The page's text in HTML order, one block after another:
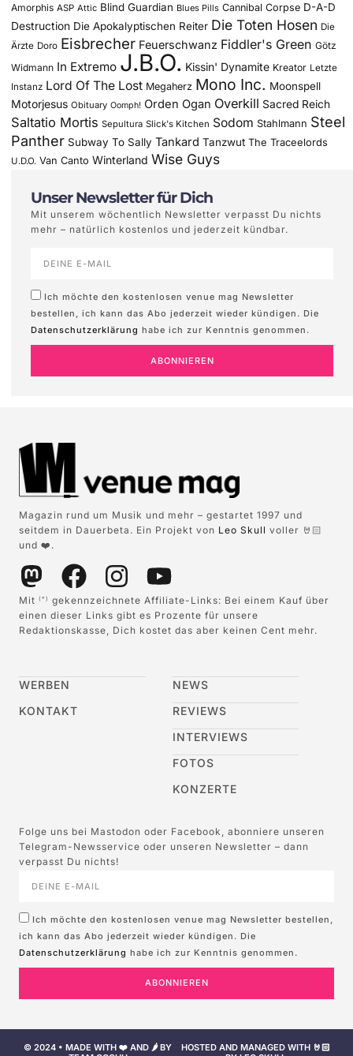
Amorphis ASP Attic Blind Guardian Blues Pills Cannibal Corpse D-A-D
Destruction Die Apokalyptischen Reiter Die Toten Hosen Die
Ärzte Doro Eisbrecher Feuerschwanz Fiddler's Green Götz
Widmann In Extremo J.B.O. Kissin' Dynamite Kreator Letzte
Instanz Lord Of The Lost Megaherz Mono Inc. Moonspell
Motorjesus Obituary Oomph! Orden Ogan Overkill Sacred Reich
Saltatio Mortis Sepultura Slick's Kitchen Sodom Stahlmann Steel
Panther Subway To Sally Tankard Tanzwut The Traceelords
U.D.O. Van Canto Winterland Wise Guys
Unser Newsletter für Dich
Mit unserem wöchentlich Newsletter verpasst Du nichts
mehr – natürlich kostenlos und jederzeit kündbar.
Ich möchte den kostenlosen venue mag Newsletter
bestellen, ich kann das Abo jederzeit wieder kündigen. Die
Datenschutzerklärung habe ich zur Kenntnis genommen.
ABONNIEREN
Magazin rund um Musik und mehr – gestartet 1997 und
seitdem in Dauerbeta. Ein Projekt von Leo Skull voller 🤘🏻
und ❤️.
Mit (*)
gekennzeichnete Affiliate-Links: Bei einem Kauf über
einen dieser Links gibt es Prozente für unsere
Redaktionskasse, Dich kostet das aber keinen Cent mehr.
WERBEN
KONTAKT
NEWS
REVIEWS
INTERVIEWS
FOTOS
KONZERTE
Folge uns bei Mastodon oder Facebook, abonniere unseren
Telegram-Newsservice oder unseren Newsletter – dann
verpasst Du nichts!
Ich möchte den kostenlosen venue mag Newsletter bestellen,
ich kann das Abo jederzeit wieder kündigen. Die
Datenschutzerklärung habe ich zur Kenntnis genommen.
ABONNIEREN
© 2024 • MADE WITH ❤️ AND 🌶️ BY
HOSTED AND MANAGED WITH 🤘🏻